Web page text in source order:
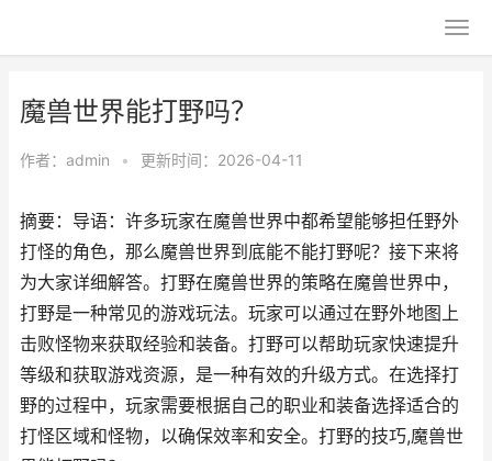
魔兽世界能打野吗？
作者： admin • 更新时间：2026-04-11
摘要：导语：许多玩家在魔兽世界中都希望能够担任野外
打怪的角色，那么魔兽世界到底能不能打野呢？接下来将
为大家详细解答。打野在魔兽世界的策略在魔兽世界中，
打野是一种常见的游戏玩法。玩家可以通过在野外地图上
击败怪物来获取经验和装备。打野可以帮助玩家快速提升
等级和获取游戏资源，是一种有效的升级方式。在选择打
野的过程中，玩家需要根据自己的职业和装备选择适合的
打怪区域和怪物，以确保效率和安全。打野的技巧,魔兽世